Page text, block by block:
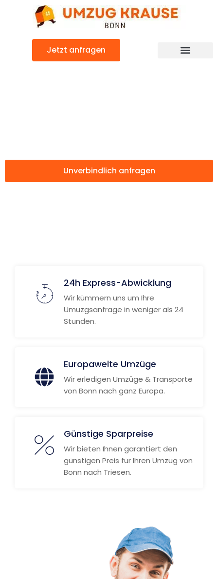
Jetzt anfragen
Unverbindlich anfragen
24h Express-Abwicklung
Wir kümmern uns um Ihre
Umuzgsanfrage in weniger als 24
Stunden.
Europaweite Umzüge
Wir erledigen Umzüge & Transporte
von Bonn nach ganz Europa.
Günstige Sparpreise
Wir bieten Ihnen garantiert den
günstigen Preis für Ihren Umzug von
Bonn nach Triesen.